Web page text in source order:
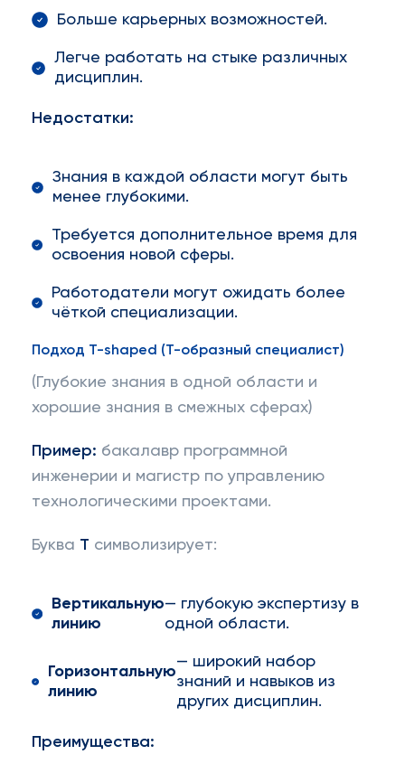
Больше карьерных возможностей.
Легче работать на стыке различных
дисциплин.
Недостатки:
Знания в каждой области могут быть
менее глубокими.
Требуется дополнительное время для
освоения новой сферы.
Работодатели могут ожидать более
чёткой специализации.
Подход T-shaped (Т-образный специалист)
(Глубокие знания в одной области и
хорошие знания в смежных сферах)
Пример: бакалавр программной
инженерии и магистр по управлению
технологическими проектами.
Буква T символизирует:
Вертикальную
линию
— глубокую экспертизу в
одной области.
Горизонтальную
линию
— широкий набор
знаний и навыков из
других дисциплин.
Преимущества: